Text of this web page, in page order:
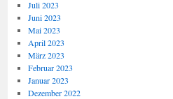
Juli 2023
Juni 2023
Mai 2023
April 2023
März 2023
Februar 2023
Januar 2023
Dezember 2022